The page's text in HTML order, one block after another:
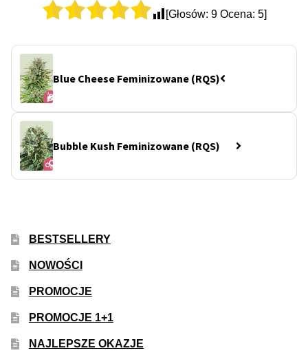
[Głosów: 9Ocena: 5]
Blue Cheese Feminizowane (RQS)
Bubble Kush Feminizowane (RQS)
BESTSELLERY
NOWOŚCI
PROMOCJE
PROMOCJE 1+1
NAJLEPSZE OKAZJE